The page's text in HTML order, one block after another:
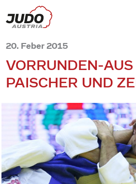
20. Feber 2015
VORRUNDEN-AUS
PAISCHER UND